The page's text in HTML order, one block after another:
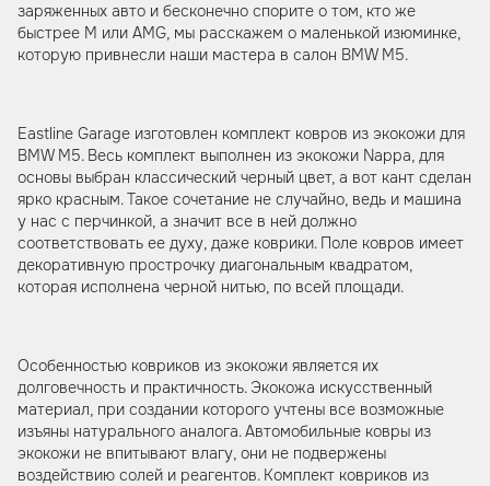
заряженных авто и бесконечно спорите о том, кто же
быстрее М или AMG, мы расскажем о маленькой изюминке,
которую привнесли наши мастера в салон BMW M5.
Eastline Garage изготовлен комплект ковров из экокожи для
BMW M5. Весь комплект выполнен из экокожи Nappa, для
основы выбран классический черный цвет, а вот кант сделан
ярко красным. Такое сочетание не случайно, ведь и машина
у нас с перчинкой, а значит все в ней должно
соответствовать ее духу, даже коврики. Поле ковров имеет
декоративную прострочку диагональным квадратом,
которая исполнена черной нитью, по всей площади.
Особенностью ковриков из экокожи является их
долговечность и практичность. Экокожа искусственный
материал, при создании которого учтены все возможные
изъяны натурального аналога. Автомобильные ковры из
экокожи не впитывают влагу, они не подвержены
воздействию солей и реагентов. Комплект ковриков из